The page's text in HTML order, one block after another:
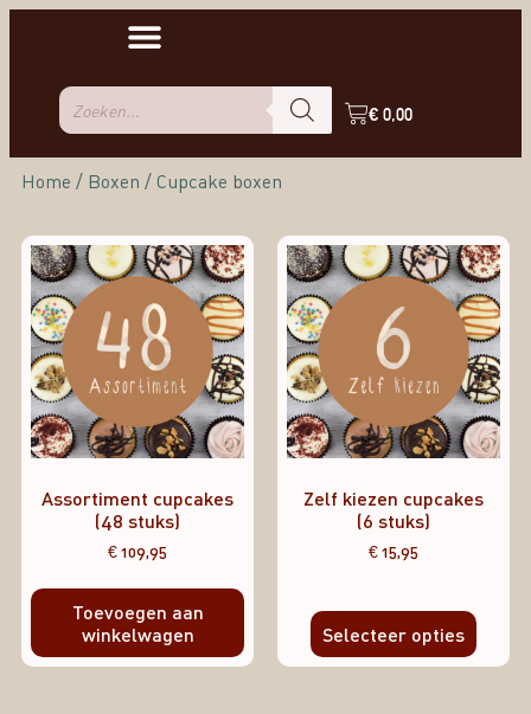
€0,00
Home / Boxen / Cupcake boxen
Assortiment cupcakes
(48 stuks)
€109,95
Toevoegen aan
winkelwagen
Zelf kiezen cupcakes
(6 stuks)
€15,95
Selecteer opties